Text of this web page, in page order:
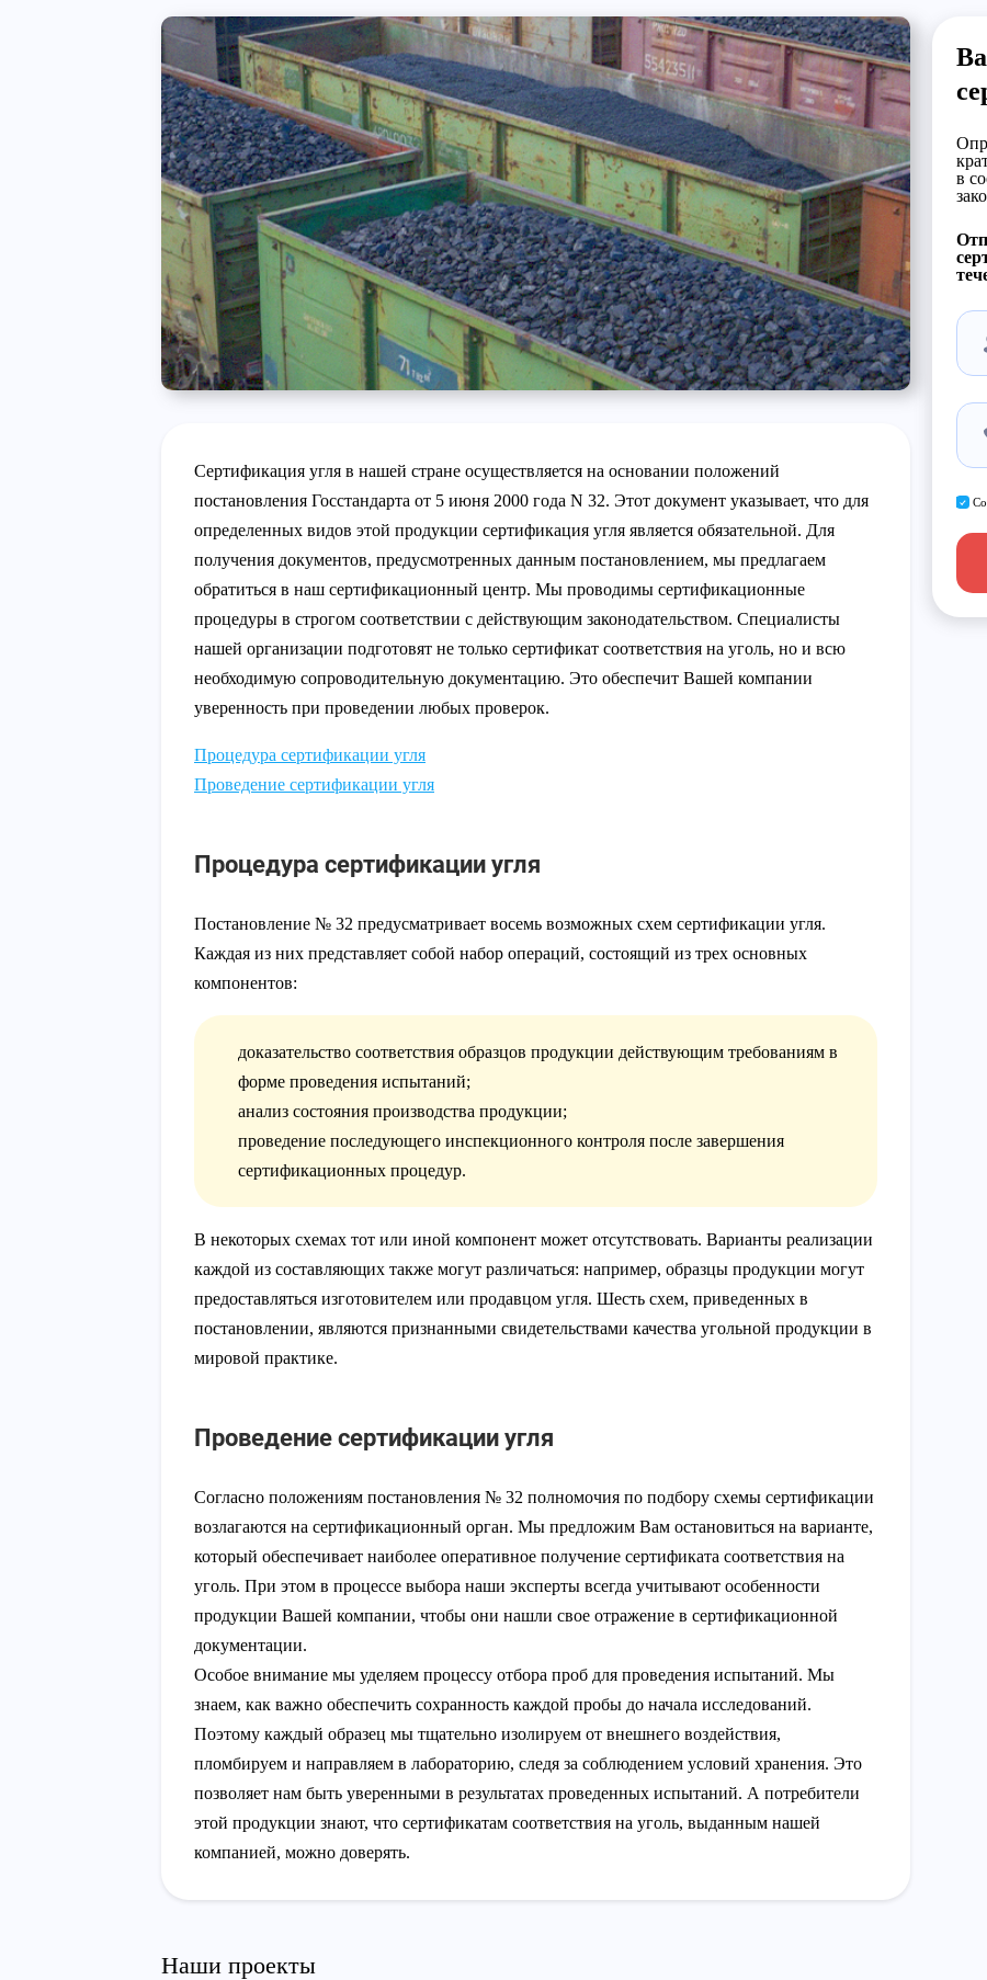
Сертификация угля в нашей стране осуществляется на основании положений
постановления Госстандарта от 5 июня 2000 года N 32. Этот документ указывает, что для
определенных видов этой продукции сертификация угля является обязательной. Для
получения документов, предусмотренных данным постановлением, мы предлагаем
обратиться в наш сертификационный центр. Мы проводимы сертификационные
процедуры в строгом соответствии с действующим законодательством. Специалисты
нашей организации подготовят не только сертификат соответствия на уголь, но и всю
необходимую сопроводительную документацию. Это обеспечит Вашей компании
уверенность при проведении любых проверок.
Процедура сертификации угля
Проведение сертификации угля
Процедура сертификации угля
Постановление № 32 предусматривает восемь возможных схем сертификации угля.
Каждая из них представляет собой набор операций, состоящий из трех основных
компонентов:
доказательство соответствия образцов продукции действующим требованиям в
форме проведения испытаний;
анализ состояния производства продукции;
проведение последующего инспекционного контроля после завершения
сертификационных процедур.
В некоторых схемах тот или иной компонент может отсутствовать. Варианты реализации
каждой из составляющих также могут различаться: например, образцы продукции могут
предоставляться изготовителем или продавцом угля. Шесть схем, приведенных в
постановлении, являются признанными свидетельствами качества угольной продукции в
мировой практике.
Проведение сертификации угля
Согласно положениям постановления № 32 полномочия по подбору схемы сертификации
возлагаются на сертификационный орган. Мы предложим Вам остановиться на варианте,
который обеспечивает наиболее оперативное получение сертификата соответствия на
уголь. При этом в процессе выбора наши эксперты всегда учитывают особенности
продукции Вашей компании, чтобы они нашли свое отражение в сертификационной
документации.
Особое внимание мы уделяем процессу отбора проб для проведения испытаний. Мы
знаем, как важно обеспечить сохранность каждой пробы до начала исследований.
Поэтому каждый образец мы тщательно изолируем от внешнего воздействия,
пломбируем и направляем в лабораторию, следя за соблюдением условий хранения. Это
позволяет нам быть уверенными в результатах проведенных испытаний. А потребители
этой продукции знают, что сертификатам соответствия на уголь, выданным нашей
компанией, можно доверять.
в
Наши проекты